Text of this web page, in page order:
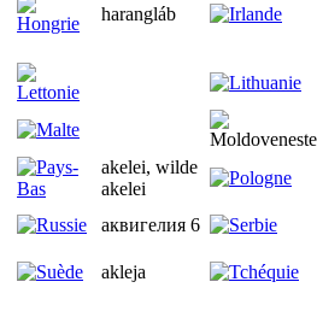
harangláb
akelei, wilde
akelei
аквигелия 6
akleja